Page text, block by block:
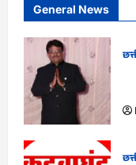
General News